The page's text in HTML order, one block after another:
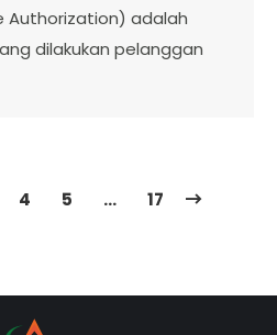
Authorization) adalah
dilakukan pelanggan
4 5 … 17